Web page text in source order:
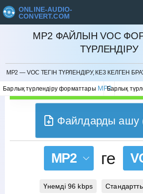
ONLINE-AUDIO-
CONVERT.COM
MP2 ФАЙЛЫН VOC
ТҮРЛЕНДІРУ
MP2 — VOC ТЕГІН ТҮРЛЕНДІРУ, КЕЗ КЕЛГЕН
Барлық түрлендіру форматтары MP2Барлық
БОЛДЫРМАУ
Файлдарды ашу
MP2 ге
Үнемді 96 kbps